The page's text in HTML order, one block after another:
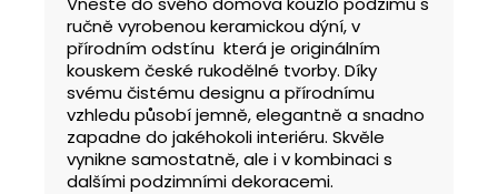
ručně vyrobenou keramickou dýní, v
přírodním odstínu která je originálním
kouskem české rukodělné tvorby. Díky
svému čistému designu a přírodnímu
vzhledu působí jemně, elegantně a snadno
zapadne do jakéhokoli interiéru. Skvěle
vynikne samostatně, ale i v kombinaci s
dalšími podzimními dekoracemi.